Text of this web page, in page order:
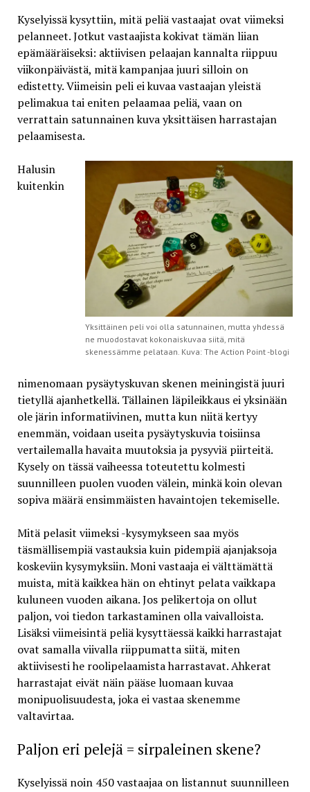
Kyselyissä kysyttiin, mitä peliä vastaajat ovat viimeksi
pelanneet. Jotkut vastaajista kokivat tämän liian
epämääräiseksi: aktiivisen pelaajan kannalta riippuu
viikonpäivästä, mitä kampanjaa juuri silloin on
edistetty. Viimeisin peli ei kuvaa vastaajan yleistä
pelimakua tai eniten pelaamaa peliä, vaan on
verrattain satunnainen kuva yksittäisen harrastajan
pelaamisesta.
Yksittäinen peli voi olla satunnainen, mutta yhdessä
ne muodostavat kokonaiskuvaa siitä, mitä
skenessämme pelataan. Kuva: The Action Point -blogi
Halusin
kuitenkin
nimenomaan pysäytyskuvan skenen meiningistä juuri
tietyllä ajanhetkellä. Tällainen läpileikkaus ei yksinään
ole järin informatiivinen, mutta kun niitä kertyy
enemmän, voidaan useita pysäytyskuvia toisiinsa
vertailemalla havaita muutoksia ja pysyviä piirteitä.
Kysely on tässä vaiheessa toteutettu kolmesti
suunnilleen puolen vuoden välein, minkä koin olevan
sopiva määrä ensimmäisten havaintojen tekemiselle.
Mitä pelasit viimeksi -kysymykseen saa myös
täsmällisempiä vastauksia kuin pidempiä ajanjaksoja
koskeviin kysymyksiin. Moni vastaaja ei välttämättä
muista, mitä kaikkea hän on ehtinyt pelata vaikkapa
kuluneen vuoden aikana. Jos pelikertoja on ollut
paljon, voi tiedon tarkastaminen olla vaivalloista.
Lisäksi viimeisintä peliä kysyttäessä kaikki harrastajat
ovat samalla viivalla riippumatta siitä, miten
aktiivisesti he roolipelaamista harrastavat. Ahkerat
harrastajat eivät näin pääse luomaan kuvaa
monipuolisuudesta, joka ei vastaa skenemme
valtavirtaa.
Paljon eri pelejä = sirpaleinen skene?
Kyselyissä noin 450 vastaajaa on listannut suunnilleen